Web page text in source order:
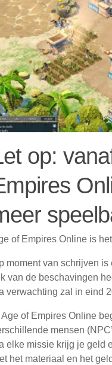
op:
of Empires Online is
moment van schrijven
van de beschavingen
verwachting zal in eind
Age of Empires Online
mensen
elke missie krijg je geld
het materiaal en het